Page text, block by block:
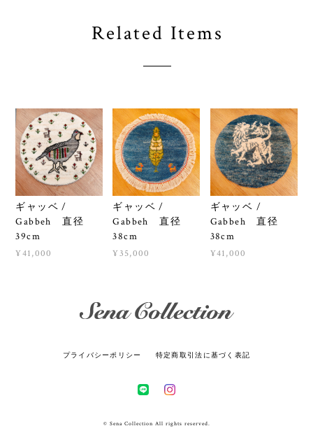
Related Items
ギャッベ /
Gabbeh 直径
39cm
¥41,000
ギャッベ /
Gabbeh 直径
38cm
¥35,000
ギャッベ /
Gabbeh 直径
38cm
¥41,000
プライバシーポリシー 特定商取引法に基づく表記
© Sena Collection All rights reserved.